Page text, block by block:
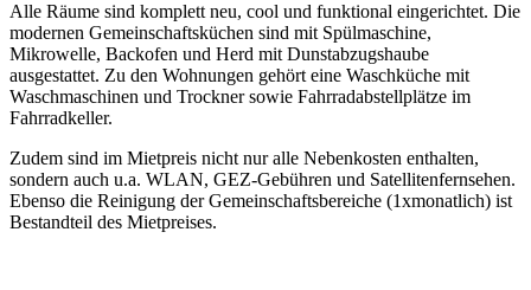
Alle Räume sind komplett neu, cool und funktional eingerichtet. Die
modernen Gemeinschaftsküchen sind mit Spülmaschine,
Mikrowelle, Backofen und Herd mit Dunstabzugshaube
ausgestattet. Zu den Wohnungen gehört eine Waschküche mit
Waschmaschinen und Trockner sowie Fahrradabstellplätze im
Fahrradkeller.
Zudem sind im Mietpreis nicht nur alle Nebenkosten enthalten,
sondern auch u.a. WLAN, GEZ-Gebühren und Satellitenfernsehen.
Ebenso die Reinigung der Gemeinschaftsbereiche (1xmonatlich) ist
Bestandteil des Mietpreises.